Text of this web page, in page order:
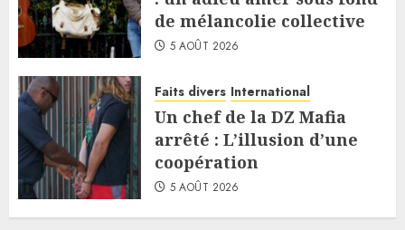
de mélancolie collective
5 AOÛT 2026
Faits divers International
Un chef de la DZ Mafia
arrêté : L’illusion d’une
coopération
5 AOÛT 2026